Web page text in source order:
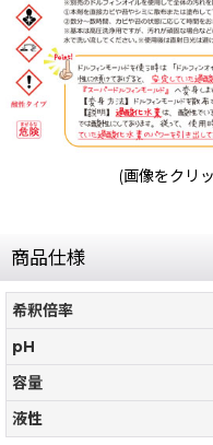
(画像をクリ
商品仕様
希釈倍率
pH
容量
液性